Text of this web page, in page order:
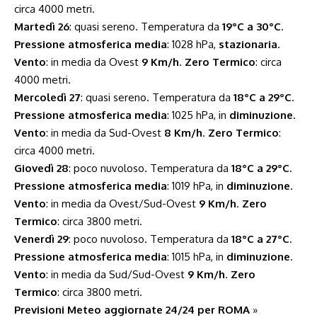
circa 4000 metri.
Martedì 26: quasi sereno. Temperatura da 19°C a 30°C.
Pressione atmosferica media: 1028 hPa, stazionaria.
Vento: in media da Ovest 9 Km/h. Zero Termico: circa
4000 metri.
Mercoledì 27: quasi sereno. Temperatura da 18°C a 29°C.
Pressione atmosferica media: 1025 hPa, in diminuzione.
Vento: in media da Sud-Ovest 8 Km/h. Zero Termico:
circa 4000 metri.
Giovedì 28: poco nuvoloso. Temperatura da 18°C a 29°C.
Pressione atmosferica media: 1019 hPa, in diminuzione.
Vento: in media da Ovest/Sud-Ovest 9 Km/h. Zero
Termico: circa 3800 metri.
Venerdì 29: poco nuvoloso. Temperatura da 18°C a 27°C.
Pressione atmosferica media: 1015 hPa, in diminuzione.
Vento: in media da Sud/Sud-Ovest 9 Km/h. Zero
Termico: circa 3800 metri.
Previsioni Meteo aggiornate 24/24 per ROMA »